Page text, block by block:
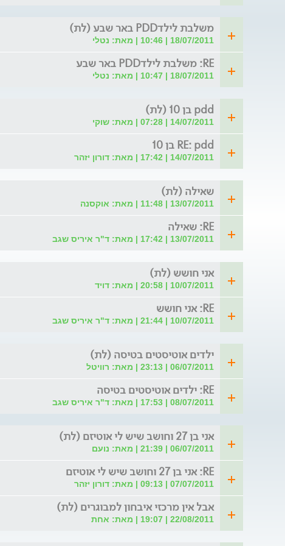
משלבת לילדPDD באר שבע (לת)
18/07/2011 | 10:46 | מאת: נטלי
RE: משלבת לילדPDD באר שבע
18/07/2011 | 10:47 | מאת: נטלי
pdd בן 10 (לת)
14/07/2011 | 07:28 | מאת: שוקי
RE: pdd בן 10
14/07/2011 | 17:42 | מאת: דורון יזהר
שאילה (לת)
13/07/2011 | 11:48 | מאת: אוקסנה
RE: שאילה
13/07/2011 | 17:42 | מאת: ד"ר איריס שגב
אני חושש (לת)
10/07/2011 | 20:58 | מאת: דויד
RE: אני חושש
10/07/2011 | 21:44 | מאת: ד"ר איריס שגב
ילדים אוטיסטים בטיסה (לת)
06/07/2011 | 23:13 | מאת: רוויטל
RE: ילדים אוטיסטים בטיסה
08/07/2011 | 17:53 | מאת: ד"ר איריס שגב
אני בן 27 וחושב שיש לי אוטיזם (לת)
06/07/2011 | 21:39 | מאת: נועם
RE: אני בן 27 וחושב שיש לי אוטיזם
07/07/2011 | 09:13 | מאת: דורון יזהר
אבל אין מרכזי איבחון למבוגרים (לת)
22/08/2011 | 19:07 | מאת: אחת